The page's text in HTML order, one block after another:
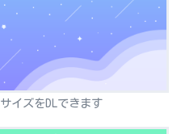
イズをDLできます